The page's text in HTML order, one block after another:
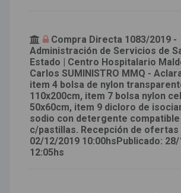
Compra Directa 1083/2019 -
Administración de Servicios de
Estado | Centro Hospitalario
Carlos SUMINISTRO MMQ -
item 4 bolsa de nylon
110x200cm, item 7 bolsa nylon
50x60cm, item 9 dicloro de
sodio con detergente
c/pastillas. Recepción de ofertas
02/12/2019 10:00hsPublicado:
12:05hs